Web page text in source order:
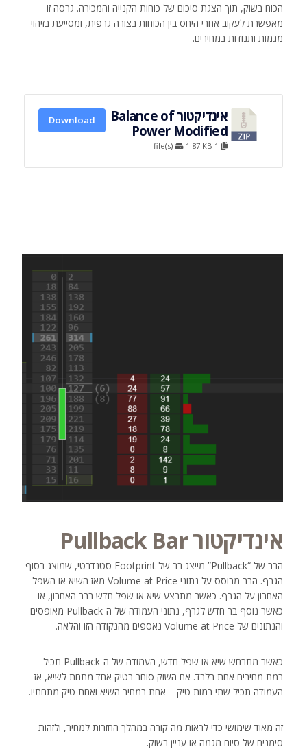
הכוח בשוק, תוך הצגת סיכום של כוחות הקנייה והמכירה. גרסה זו
מאפשרת לעקוב אחרי היחס בין הכוחות בצורה גרפית, ומסייעת בזיהוי
מגמות ותנודות במחירים.
אינדיקטור Balance of
Power Modified
1.87 KB
Download
אינדיקטור Pullback Bar
הבר של “Pullback” מייצג בר של Footprint סטנדרטי, שמוצג בסוף
הגרף. הבר מבוסס על נתוני Volume at Price מאז השיא או השפל
האחרון על הגרף. כאשר מתבצע שיא או שפל חדש בבר האחרון, או
כאשר נוסף בר חדש לגרף, נתוני העמודה של ה-Pullback מאופסים
והנתונים של Volume at Price נאספים מהנקודה הזו והלאה.
כאשר מתרחש שיא או שפל חדש, העמודה של ה-Pullback תכיל
רמת מחירים אחת בלבד. אם השוק סוחר בטיק אחד מתחת לשיא, אז
העמודה תכיל שתי רמות טיק – אחת במחיר השיא ואחת טיק מתחתיו.
זה מאוד שימושי כדי לראות מה קורה במהלך החזרות למחיר, ולזהות
סימנים של סיום מגמה או עניין בשוק.